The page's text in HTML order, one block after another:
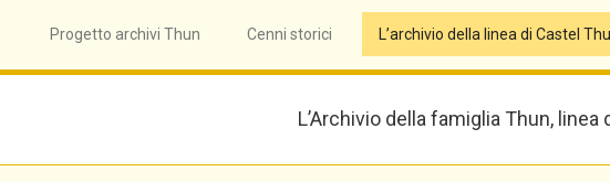
Progetto archivi Thun Cenni storici L’archivio della linea di Castel
L’Archivio della famiglia Thun,